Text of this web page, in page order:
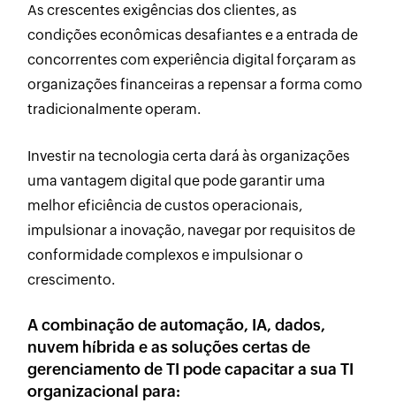
As crescentes exigências dos clientes, as
condições econômicas desafiantes e a entrada de
concorrentes com experiência digital forçaram as
organizações financeiras a repensar a forma como
tradicionalmente operam.
Investir na tecnologia certa dará às organizações
uma vantagem digital que pode garantir uma
melhor eficiência de custos operacionais,
impulsionar a inovação, navegar por requisitos de
conformidade complexos e impulsionar o
crescimento.
A combinação de automação, IA, dados,
nuvem híbrida e as soluções certas de
gerenciamento de TI pode capacitar a sua TI
organizacional para: